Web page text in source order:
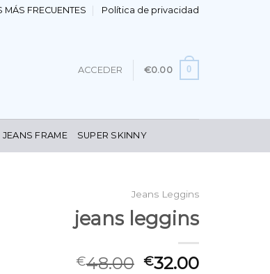
MÁS FRECUENTES Política de privacidad
ACCEDER €0.00 0
JEANS FRAME SUPER SKINNY
Jeans Leggins
jeans leggins
€48.00 €32.00